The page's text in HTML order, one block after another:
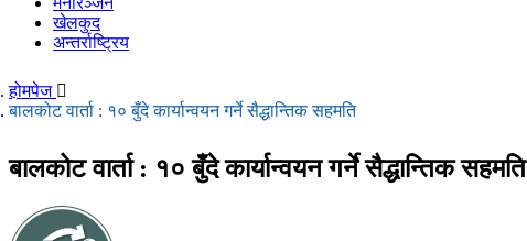
खेलकुद
अन्तर्राष्ट्रिय
होमपेज
बालकोट वार्ता : १० बुँदे कार्यान्वयन गर्ने सैद्धान्तिक सहमति
बालकोट वार्ता : १० बुँदे कार्यान्वयन गर्ने सैद्धान्तिक सहमति